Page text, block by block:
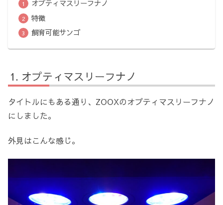
オプティマスリーフナノ
特徴
飼育可能サンゴ
オプティマスリーフナノ
タイトルにもある通り、ZOOXのオプティマスリーフナノ
にしました。
外見はこんな感じ。